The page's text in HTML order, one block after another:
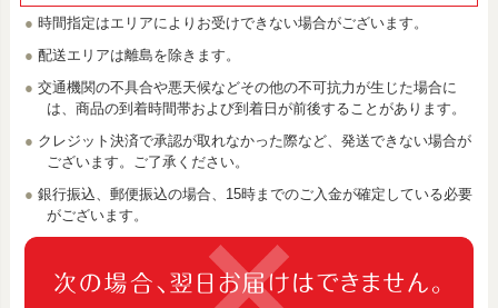
時間指定はエリアによりお受けできない場合がございます。
配送エリアは離島を除きます。
交通機関の不具合や悪天候などその他の不可抗力が生じた場合に
は、商品の到着時間帯および到着日が前後することがあります。
クレジット決済で承認が取れなかった際など、発送できない場合が
ございます。ご了承ください。
銀行振込、郵便振込の場合、15時までのご入金が確定している必要
がございます。